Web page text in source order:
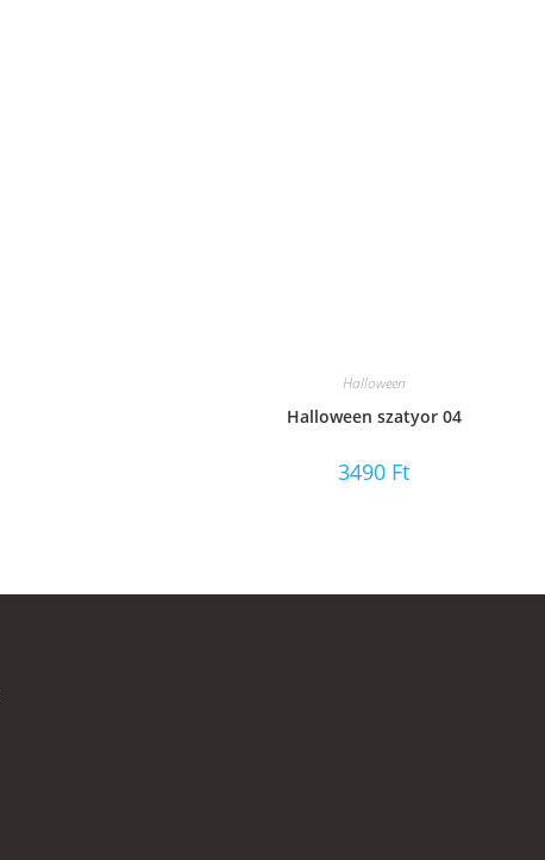
Halloween
Halloween szatyor 04
3490 Ft